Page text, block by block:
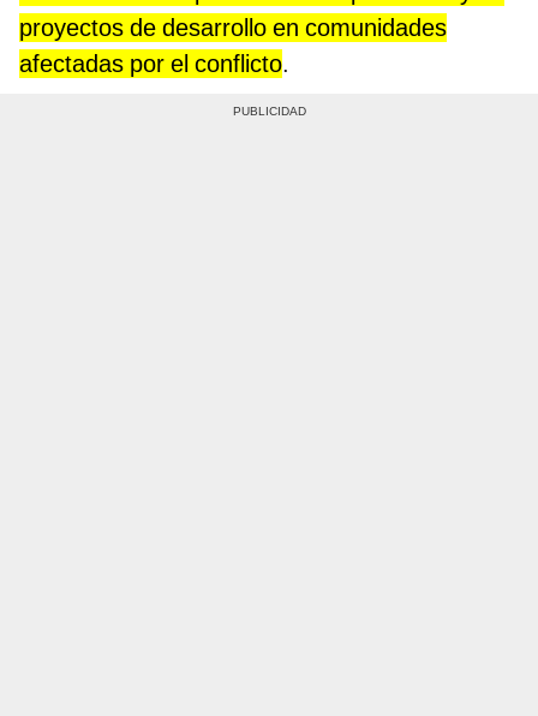
proyectos de desarrollo en comunidades
afectadas por el conflicto.